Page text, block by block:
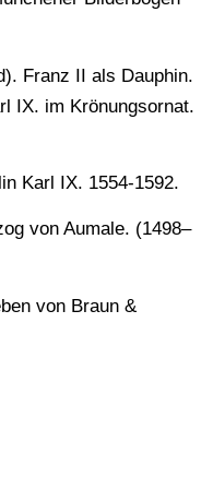
Franz II als Dauphin.
IX. im Krönungsornat.
Karl IX. 1554-1592.
von Aumale. (1498–
von Braun &